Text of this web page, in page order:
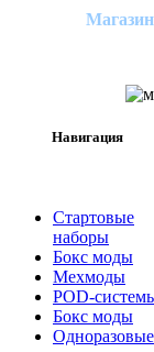
Навигация
Стартовые
наборы
Бокс моды
Мехмоды
POD-
Бокс моды
Одноразовые